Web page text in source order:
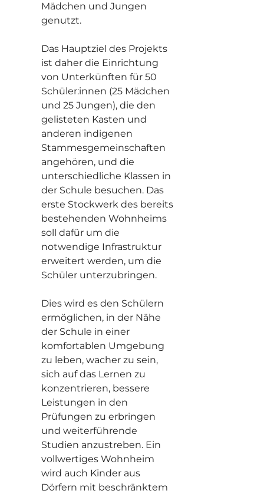
Mädchen und Jungen
genutzt.
Das Hauptziel des Projekts
ist daher die Einrichtung
von Unterkünften für 50
Schüler:innen (25 Mädchen
und 25 Jungen), die den
gelisteten Kasten und
anderen indigenen
Stammesgemeinschaften
angehören, und die
unterschiedliche Klassen in
der Schule besuchen. Das
erste Stockwerk des bereits
bestehenden Wohnheims
soll dafür um die
notwendige Infrastruktur
erweitert werden, um die
Schüler unterzubringen.
Dies wird es den Schülern
ermöglichen, in der Nähe
der Schule in einer
komfortablen Umgebung
zu leben, wacher zu sein,
sich auf das Lernen zu
konzentrieren, bessere
Leistungen in den
Prüfungen zu erbringen
und weiterführende
Studien anzustreben. Ein
vollwertiges Wohnheim
wird auch Kinder aus
Dörfern mit beschränktem